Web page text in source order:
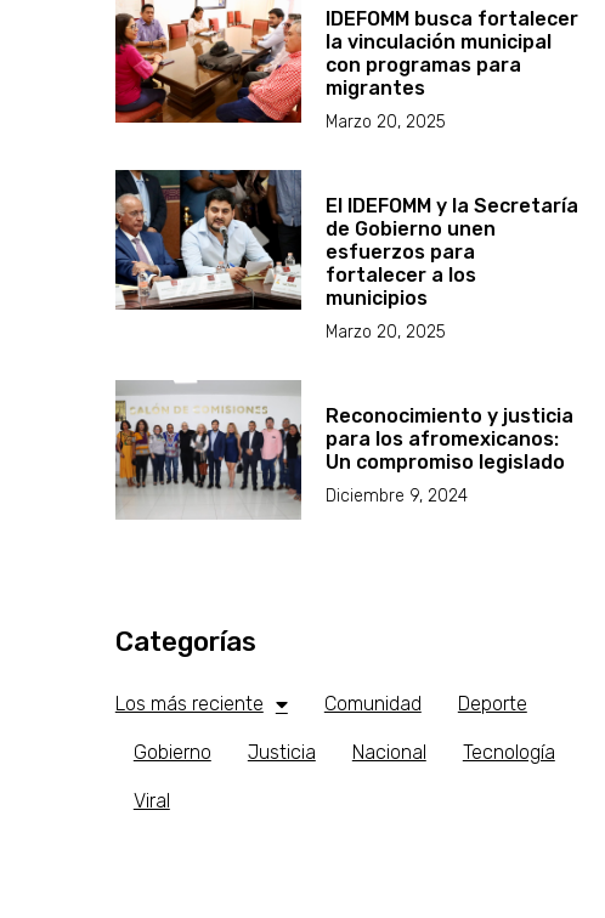
IDEFOMM busca fortalecer
la vinculación municipal
con programas para
migrantes
Marzo 20, 2025
El IDEFOMM y la Secretaría
de Gobierno unen
esfuerzos para
fortalecer a los
municipios
Marzo 20, 2025
Reconocimiento y justicia
para los afromexicanos:
Un compromiso legislado
Diciembre 9, 2024
Categorías
Los más reciente Comunidad Deporte
Gobierno Justicia Nacional Tecnología
Viral